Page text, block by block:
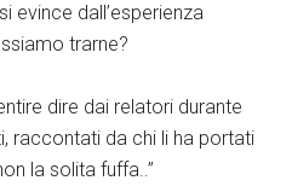
evince dall’esperienza
trarne?
dire dai relatori durante
raccontati da chi li ha portati
la solita fuffa..”